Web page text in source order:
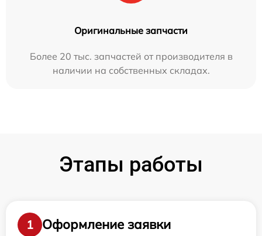
Оригинальные запчасти
Более 20 тыс. запчастей от производителя в
наличии на собственных складах.
Этапы работы
1
Оформление заявки